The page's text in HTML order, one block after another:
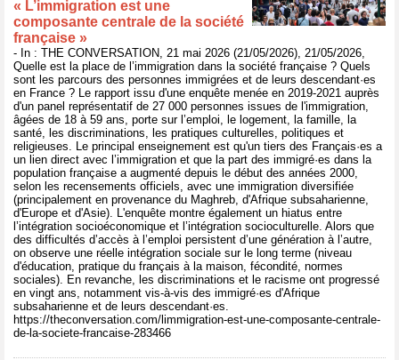
« L’immigration est une
composante centrale de la société
française »
- In : THE CONVERSATION, 21 mai 2026 (21/05/2026), 21/05/2026,
Quelle est la place de l’immigration dans la société française ? Quels
sont les parcours des personnes immigrées et de leurs descendant·es
en France ? Le rapport issu d'une enquête menée en 2019-2021 auprès
d'un panel représentatif de 27 000 personnes issues de l'immigration,
âgées de 18 à 59 ans, porte sur l’emploi, le logement, la famille, la
santé, les discriminations, les pratiques culturelles, politiques et
religieuses. Le principal enseignement est qu'un tiers des Français·es a
un lien direct avec l’immigration et que la part des immigré·es dans la
population française a augmenté depuis le début des années 2000,
selon les recensements officiels, avec une immigration diversifiée
(principalement en provenance du Maghreb, d'Afrique subsaharienne,
d'Europe et d'Asie). L'enquête montre également un hiatus entre
l’intégration socioéconomique et l’intégration socioculturelle. Alors que
des difficultés d’accès à l’emploi persistent d’une génération à l’autre,
on observe une réelle intégration sociale sur le long terme (niveau
d'éducation, pratique du français à la maison, fécondité, normes
sociales). En revanche, les discriminations et le racisme ont progressé
en vingt ans, notamment vis-à-vis des immigré·es d'Afrique
subsaharienne et de leurs descendant·es.
https://theconversation.com/limmigration-est-une-composante-centrale-
de-la-societe-francaise-283466